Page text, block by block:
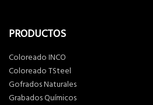
PRODUCTOS
Coloreado INCO
Coloreado TSteel
Gofrados Naturales
Grabados Químicos